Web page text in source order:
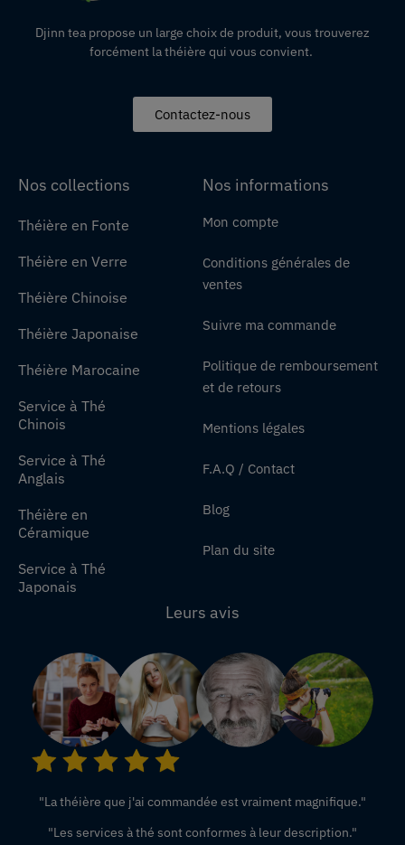
Djinn tea propose un large choix de produit, vous trouverez
forcément la théière qui vous convient.
Contactez-nous
Nos collections
Théière en Fonte
Théière en Verre
Théière Chinoise
Théière Japonaise
Théière Marocaine
Service à Thé
Chinois
Service à Thé
Anglais
Théière en
Céramique
Service à Thé
Japonais
Nos informations
Mon compte
Conditions générales de
ventes
Suivre ma commande
Politique de remboursement
et de retours
Mentions légales
F.A.Q / Contact
Blog
Plan du site
Leurs avis
"La théière que j'ai commandée est vraiment magnifique."
"Les services à thé sont conformes à leur description."